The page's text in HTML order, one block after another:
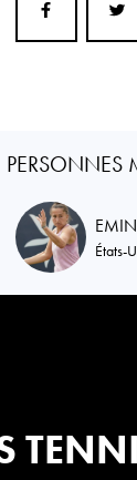
PERSONNES
États-